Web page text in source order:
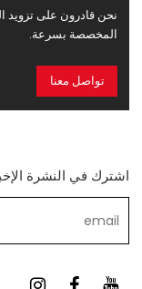
نحن قادرون على تزويد
المخصصة بسرعة.
تواصل معنا
اشترك في النشرة